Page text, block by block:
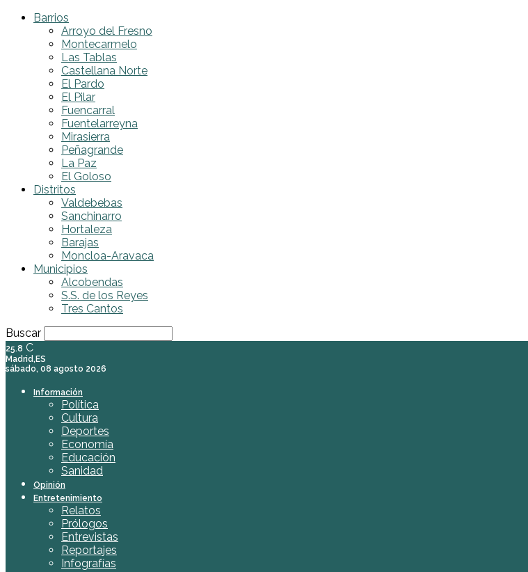
Barrios
Arroyo del Fresno
Montecarmelo
Las Tablas
Castellana Norte
El Pardo
El Pilar
Fuencarral
Fuentelarreyna
Mirasierra
Peñagrande
La Paz
El Goloso
Distritos
Valdebebas
Sanchinarro
Hortaleza
Barajas
Moncloa-Aravaca
Municipios
Alcobendas
S.S. de los Reyes
Tres Cantos
Buscar
25.8 C
Madrid,ES
sábado, 08 agosto 2026
Información
Política
Cultura
Deportes
Economía
Educación
Sanidad
Opinión
Entretenimiento
Relatos
Prólogos
Entrevistas
Reportajes
Infografías